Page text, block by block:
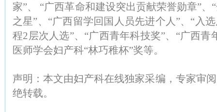
家”、 “广西革命和建设突出贡献荣誉勋章”、
之星”、“广西留学回国人员先进个人”、“入
程2层次人选”、“广西青年科技奖”、“广西青
医师学会妇产科“林巧稚杯”奖等。
声明：本文由妇产科在线独家采编，专家审
绝转载。